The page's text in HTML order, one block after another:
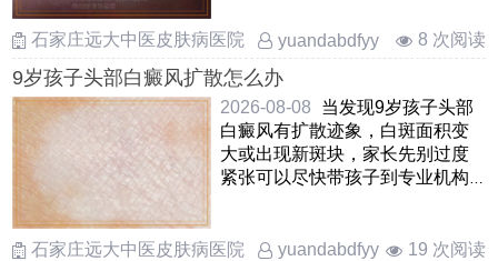
石家庄远大中医皮肤病医院
yuandabdfyy 8 次阅读
9岁孩子头部白癜风扩散怎么办
2026-08-08
当发现9岁孩子头部
白癜风有扩散迹象，白斑面积变
大或出现新斑块，家长先别过度
紧张可以尽快带孩子到专业机构
石家庄远大中医皮肤病医院 yuandabdfyy 19 次阅读